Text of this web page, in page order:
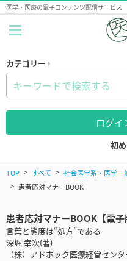
医学・医療の電子コンテンツ配信サービス
カテゴリー
ログイ
初
TOP すべて 社会医学系・医学一
患者応対マナーBOOK
患者応対マナーBOOK【電子
言葉と態度は“処方”である
深堀 幸次(著)
（株）アドホック医療経営セン